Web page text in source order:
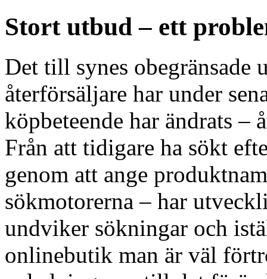
Stort utbud – ett
Det till synes obegränsade
återförsäljare har under
köpbeteende har ändrats –
Från att tidigare ha sökt
genom att ange
sökmotorerna – har
undviker sökningar och
onlinebutik man är väl